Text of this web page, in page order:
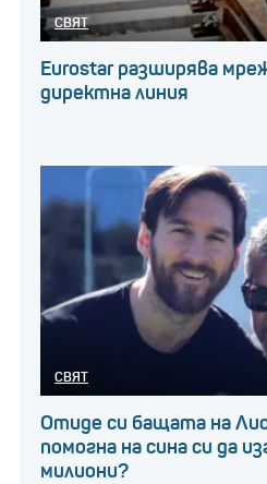
СВЯТ
Eurostar разширява
директна линия
СВЯТ
Отиде си бащата на
помогна на сина си да
милиони?